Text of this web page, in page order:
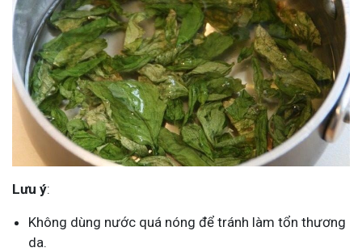
Lưu ý:
Không dùng nước quá nóng để tránh làm tổn thương
da.